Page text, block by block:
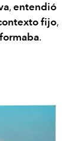
, entendió
fijo,
.